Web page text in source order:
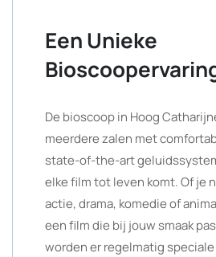
Een Unieke
De bioscoop in Hoog
meerdere zalen met
state-of-the-art
elke film tot leven komt. Of je
actie, drama, komedie of
een film die bij jouw smaak
worden er regelmatig